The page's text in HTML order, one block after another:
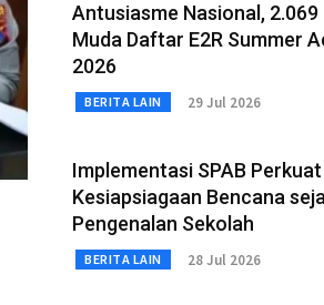
Antusiasme Nasional, 2.069
Muda Daftar E2R Summer
2026
BERITA LAIN 29 Jul 2026
Implementasi SPAB Perkuat
Kesiapsiagaan Bencana
Pengenalan Sekolah
BERITA LAIN 28 Jul 2026